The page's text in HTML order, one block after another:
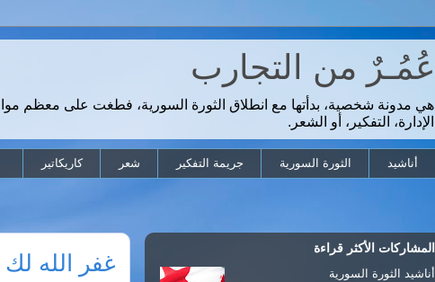
عُمُـرٌ من التجارب
هي مدونة شخصية، بدأتها مع انطلاق الثورة السورية، فطغت على معظم
الإدارة، التفكير، أو الشعر.
أناشيد الثورة السورية جريمة التفكير شعر كاريكاتير
غفر الله لك
المشاركات الأكثر قراءة
أناشيد الثورة السورية